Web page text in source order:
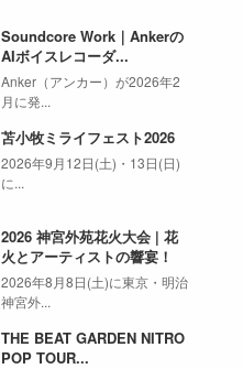
Soundcore Work｜Ankerの
AIボイスレコーダ...
Anker（アンカー）が2026年2
月に発...
苫小牧ミライフェスト2026
2026年9月12日(土)・13日(日)
に...
2026 神宮外苑花火大会 | 花
火とアーティストの響宴！
2026年8月8日(土)に東京・明治
神宮外...
THE BEAT GARDEN NITRO
POP TOUR...